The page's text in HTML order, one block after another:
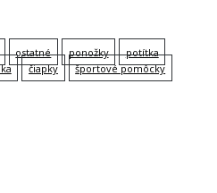
ostatné ponožky
potítka
čiapky
športové pomôcky